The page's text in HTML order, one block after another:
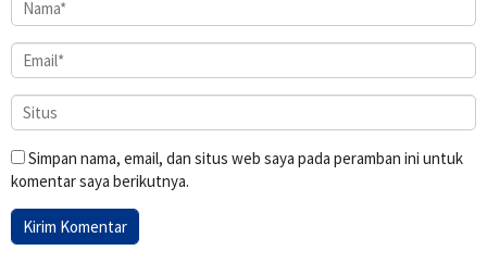
Simpan nama, email, dan situs web saya pada peramban ini untuk
komentar saya berikutnya.